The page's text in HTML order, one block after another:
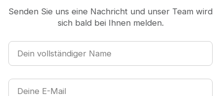
Senden Sie uns eine Nachricht und unser Team wird
sich bald bei Ihnen melden.